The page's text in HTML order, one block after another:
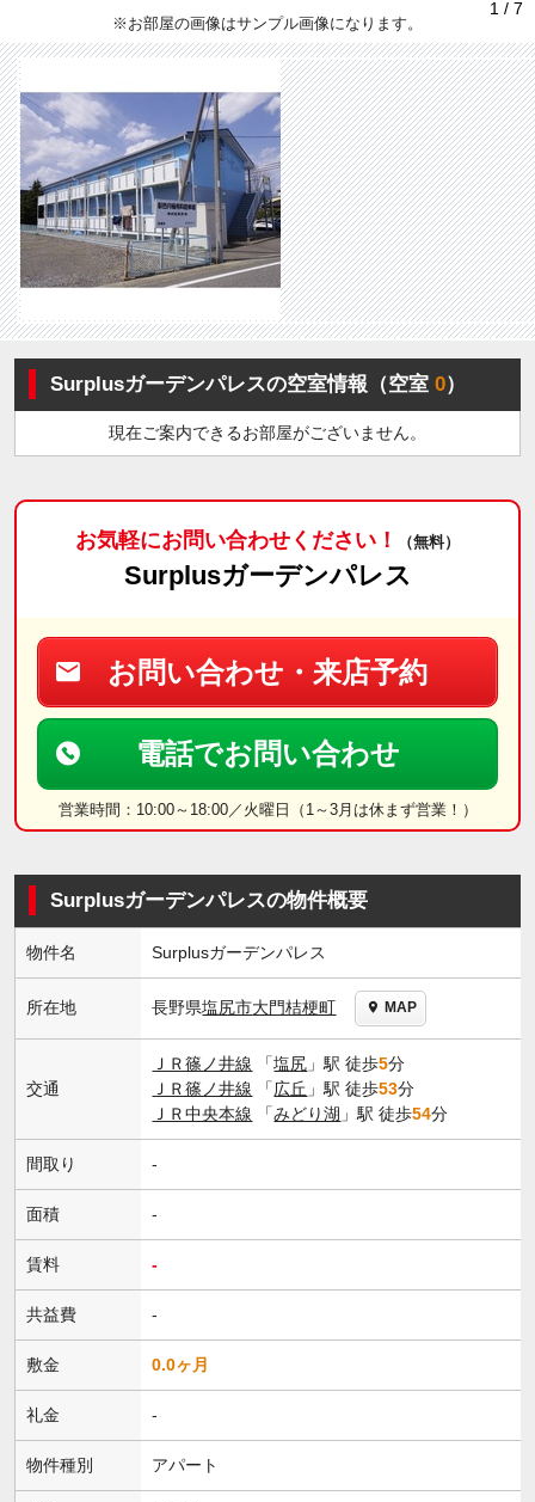
1 / 7
※お部屋の画像はサンプル画像になります。
Surplusガーデンパレスの空室情報（空室0）
現在ご案内できるお部屋がございません。
お気軽にお問い合わせください！ （無料）
Surplusガーデンパレス
お問い合わせ・来店予約
電話でお問い合わせ
営業時間：10:00～18:00／火曜日（1～3月は休まず営業！）
Surplusガーデンパレスの物件概要
物件名 Surplusガーデンパレス
所在地 長野県塩尻市大門桔梗町 MAP
交通
ＪＲ篠ノ井線 「塩尻 」駅 徒歩5分
ＪＲ篠ノ井線 「広丘 」駅 徒歩53分
ＪＲ中央本線 「みどり湖 」駅 徒歩54分
間取り -
面積 -
賃料 -
共益費 -
敷金 0.0ヶ月
礼金 -
物件種別 アパート